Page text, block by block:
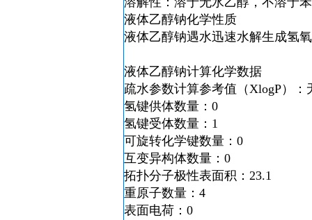
液体乙醇钠化学性质
液体乙醇钠遇水迅速水解生成氢
液体乙醇钠计算化学数据
疏水参数计算参考值（XlogP）：
氢键供体数量：0
氢键受体数量：1
可旋转化学键数量：0
互变异构体数量：0
拓扑分子极性表面积：23.1
重原子数量：4
表面电荷：0